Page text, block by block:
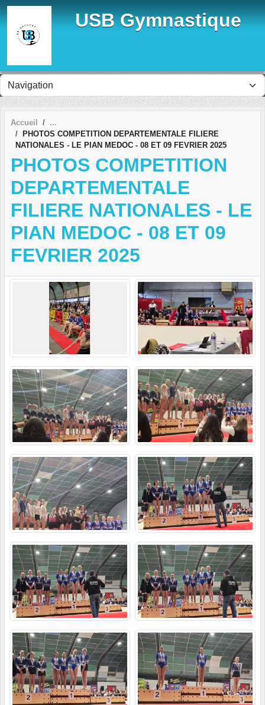
USB Gymnastique
Accueil
PHOTOS COMPETITION DEPARTEMENTALE FILIERE
NATIONALES - LE PIAN MEDOC - 08 ET 09 FEVRIER 2025
PHOTOS COMPETITION
DEPARTEMENTALE
FILIERE NATIONALES - LE
PIAN MEDOC - 08 ET 09
FEVRIER 2025
Panneau de gestion des cookies